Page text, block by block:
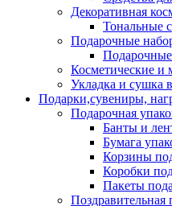
Декоративная
Тональные
Подарочные
Косметические
Укладка и сушка
Подарки,сувениры,
Подарочная
Банты и
Бумага
Корзины
Коробки
Пакеты
Поздравительная